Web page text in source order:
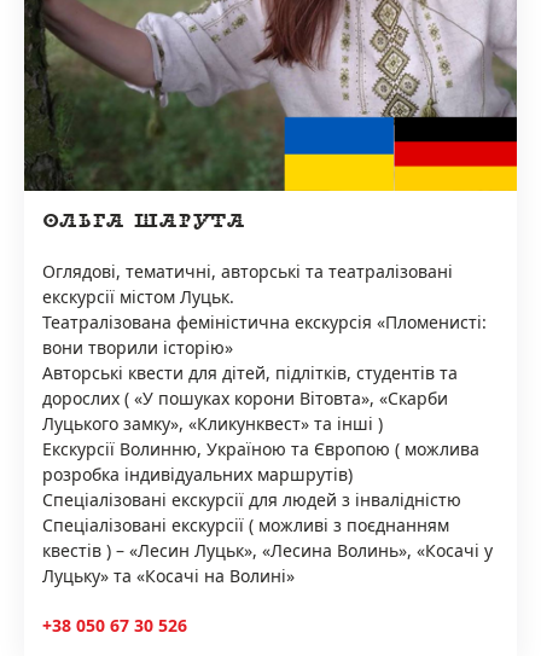
ОЛЬГА ШАРУТА
Оглядові, тематичні, авторські та театралізовані
екскурсії містом Луцьк.
Театралізована феміністична екскурсія «Пломенисті:
вони творили історію»
Авторські квести для дітей, підлітків, студентів та
дорослих ( «У пошуках корони Вітовта», «Скарби
Луцького замку», «Кликунквест» та інші )
Екскурсії Волинню, Україною та Європою ( можлива
розробка індивідуальних маршрутів)
Спеціалізовані екскурсії для людей з інвалідністю
Спеціалізовані екскурсії ( можливі з поєднанням
квестів ) – «Лесин Луцьк», «Лесина Волинь», «Косачі у
Луцьку» та «Косачі на Волині»
+38 050 67 30 526